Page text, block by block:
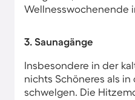
Wellnesswochenende
3. Saunagänge
Insbesondere in der
nichts Schöneres als in
schwelgen. Die